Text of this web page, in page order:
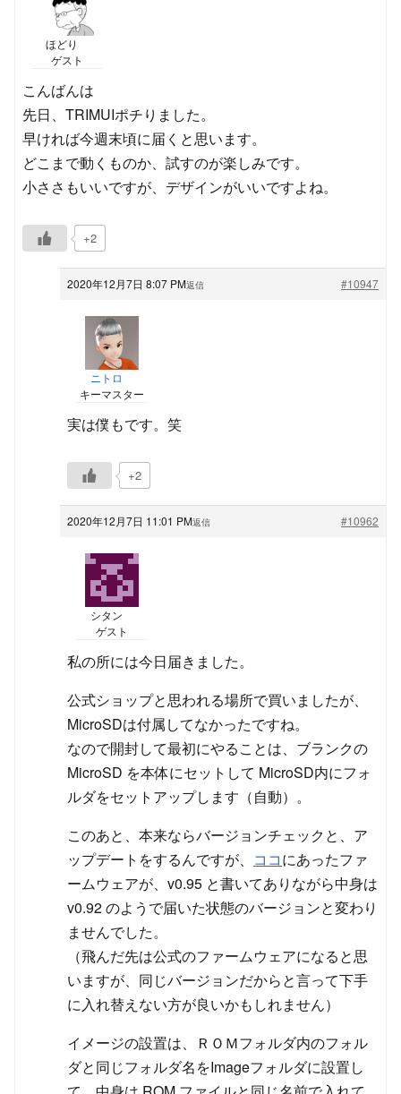
ほどり
ゲスト
こんばんは
先日、TRIMUIポチりました。
早ければ今週末頃に届くと思います。
どこまで動くものか、試すのが楽しみです。
小ささもいいですが、デザインがいいですよね。
+2
2020年12月7日 8:07 PM #10947
返信
ニトロ
キーマスター
実は僕もです。笑
+2
2020年12月7日 11:01 PM #10962
返信
シタン
ゲスト
私の所には今日届きました。
公式ショップと思われる場所で買いましたが、
MicroSDは付属してなかったですね。
なので開封して最初にやることは、ブランクの
MicroSD を本体にセットして MicroSD内にフォ
ルダをセットアップします（自動）。
このあと、本来ならバージョンチェックと、ア
ップデートをするんですが、 ココにあったファ
ームウェアが、v0.95 と書いてありながら中身は
v0.92 のようで届いた状態のバージョンと変わり
ませんでした。
（飛んだ先は公式のファームウェアになると思
いますが、同じバージョンだからと言って下手
に入れ替えない方が良いかもしれません）
イメージの設置は、ＲＯＭフォルダ内のフォル
ダと同じフォルダ名をImageフォルダに設置し